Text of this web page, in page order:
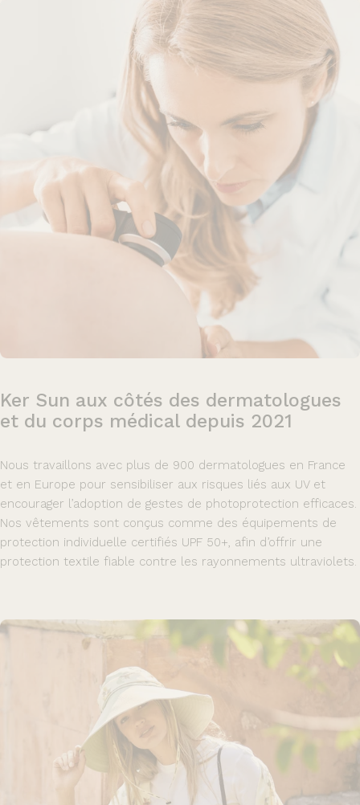
Ker Sun aux côtés des dermatologues
et du corps médical depuis 2021
Nous travaillons avec plus de 900 dermatologues en France
et en Europe pour sensibiliser aux risques liés aux UV et
encourager l’adoption de gestes de photoprotection efficaces.
Nos vêtements sont conçus comme des équipements de
protection individuelle certifiés UPF 50+, afin d’offrir une
protection textile fiable contre les rayonnements ultraviolets.